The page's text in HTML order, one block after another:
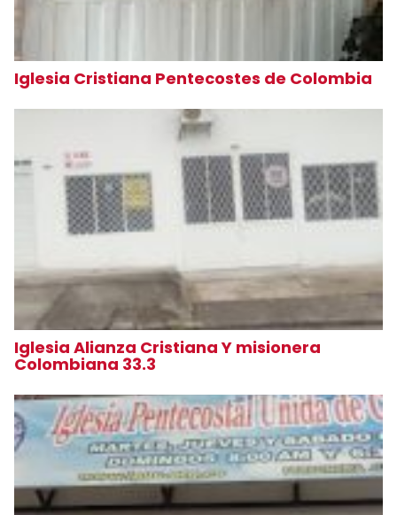
Iglesia Cristiana Pentecostes de Colombia
Iglesia Alianza Cristiana Y misionera
Colombiana 33.3